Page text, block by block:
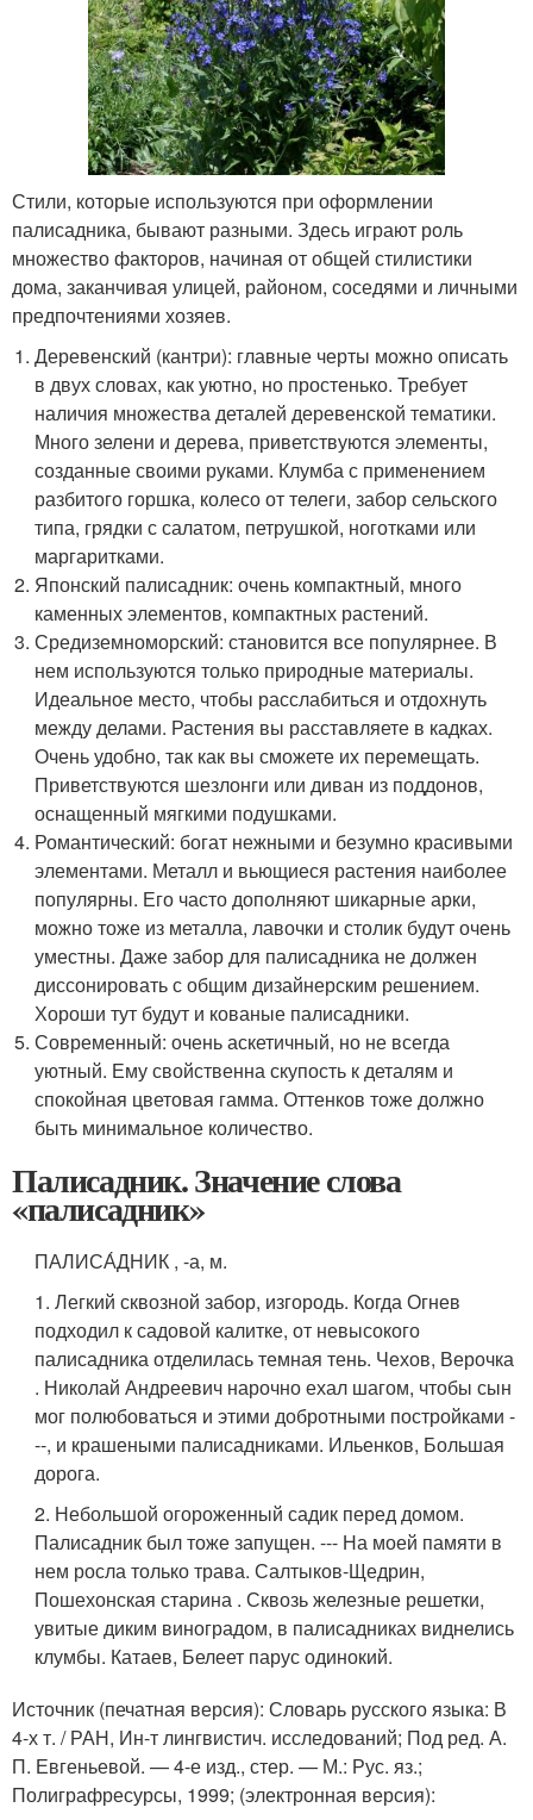
Стили, которые используются при оформлении
палисадника, бывают разными. Здесь играют роль
множество факторов, начиная от общей стилистики
дома, заканчивая улицей, районом, соседями и личными
предпочтениями хозяев.
Деревенский (кантри): главные черты можно описать
в двух словах, как уютно, но простенько. Требует
наличия множества деталей деревенской тематики.
Много зелени и дерева, приветствуются элементы,
созданные своими руками. Клумба с применением
разбитого горшка, колесо от телеги, забор сельского
типа, грядки с салатом, петрушкой, ноготками или
маргаритками.
Японский палисадник: очень компактный, много
каменных элементов, компактных растений.
Средиземноморский: становится все популярнее. В
нем используются только природные материалы.
Идеальное место, чтобы расслабиться и отдохнуть
между делами. Растения вы расставляете в кадках.
Очень удобно, так как вы сможете их перемещать.
Приветствуются шезлонги или диван из поддонов,
оснащенный мягкими подушками.
Романтический: богат нежными и безумно красивыми
элементами. Металл и вьющиеся растения наиболее
популярны. Его часто дополняют шикарные арки,
можно тоже из металла, лавочки и столик будут очень
уместны. Даже забор для палисадника не должен
диссонировать с общим дизайнерским решением.
Хороши тут будут и кованые палисадники.
Современный: очень аскетичный, но не всегда
уютный. Ему свойственна скупость к деталям и
спокойная цветовая гамма. Оттенков тоже должно
быть минимальное количество.
Палисадник. Значение слова
«палисадник»
ПАЛИСА́ДНИК , -а, м.
1. Легкий сквозной забор, изгородь. Когда Огнев
подходил к садовой калитке, от невысокого
палисадника отделилась темная тень. Чехов, Верочка
. Николай Андреевич нарочно ехал шагом, чтобы сын
мог полюбоваться и этими добротными постройками -
--, и крашеными палисадниками. Ильенков, Большая
дорога.
2. Небольшой огороженный садик перед домом.
Палисадник был тоже запущен. --- На моей памяти в
нем росла только трава. Салтыков-Щедрин,
Пошехонская старина . Сквозь железные решетки,
увитые диким виноградом, в палисадниках виднелись
клумбы. Катаев, Белеет парус одинокий.
Источник (печатная версия): Словарь русского языка: В
4-х т. / РАН, Ин-т лингвистич. исследований; Под ред. А.
П. Евгеньевой. — 4-е изд., стер. — М.: Рус. яз.;
Полиграфресурсы, 1999; (электронная версия):